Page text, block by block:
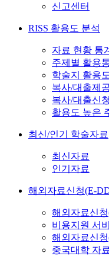
신고센터
RISS 활용도 분석
자료 현황 통
주제별 활용
학술지 활용
복사/대출제
복사/대출신
활용도 높은
최신/인기 학술자료
최신자료
인기자료
해외자료신청(E-
해외자료신
비용지원 서
해외자료신
중국대학 자